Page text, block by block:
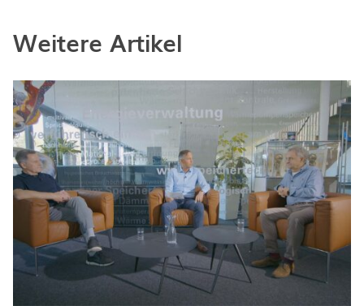
Weitere Artikel